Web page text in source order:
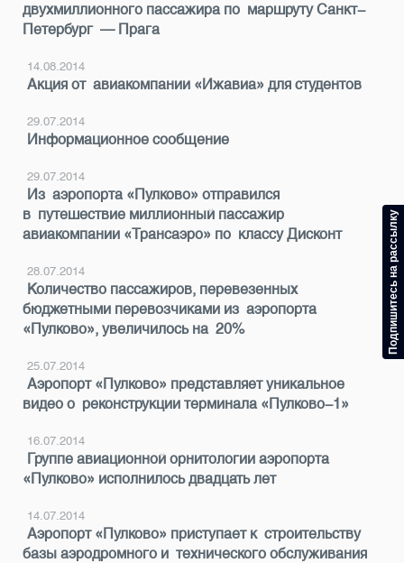
двухмиллионного пассажира по маршруту Санкт-
Петербург — Прага
14.08.2014
Акция от авиакомпании «Ижавиа» для студентов
29.07.2014
Информационное сообщение
29.07.2014
Из аэропорта «Пулково» отправился
в путешествие миллионный пассажир
авиакомпании «Трансаэро» по классу Дисконт
28.07.2014
Количество пассажиров, перевезенных
бюджетными перевозчиками из аэропорта
«Пулково», увеличилось на 20%
25.07.2014
Аэропорт «Пулково» представляет уникальное
видео о реконструкции терминала «Пулково-1»
16.07.2014
Группе авиационной орнитологии аэропорта
«Пулково» исполнилось двадцать лет
14.07.2014
Аэропорт «Пулково» приступает к строительству
базы аэродромного и технического обслуживания
Подпишитесь на рассылку